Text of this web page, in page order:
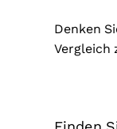
Denken
Vergleich